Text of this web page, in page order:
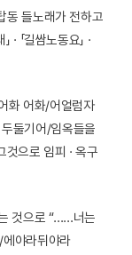
동 들노래가 전하고
· 「길쌈노동요」 ·
화 어화/어얼럼자
둘기어/임옥들을
것으로 임피 · 옥구
는 것으로 “……너는
야라뒤야라